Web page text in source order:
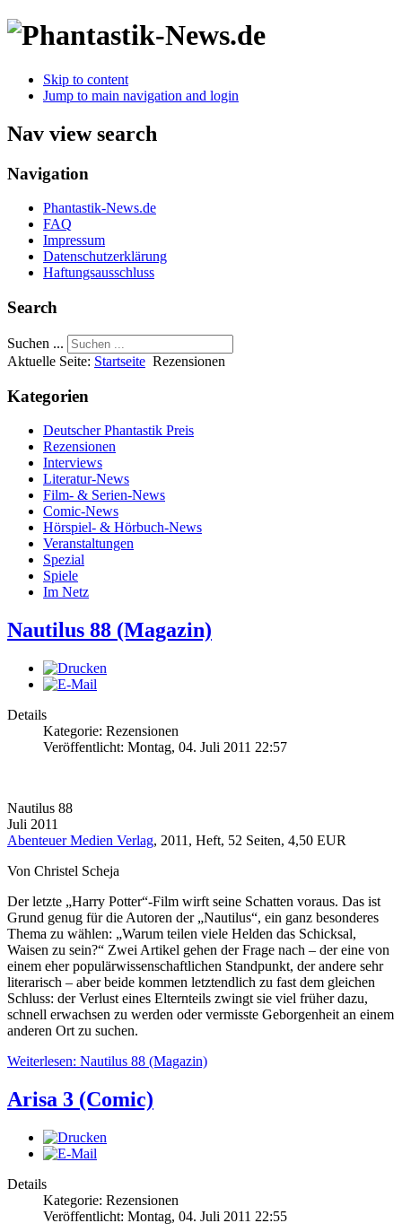
Skip to content
Jump to main navigation and login
Nav view search
Navigation
Phantastik-News.de
FAQ
Impressum
Datenschutzerklärung
Haftungsausschluss
Search
Suchen ...
Aktuelle Seite: Startseite Rezensionen
Kategorien
Deutscher Phantastik Preis
Rezensionen
Interviews
Literatur-News
Film- & Serien-News
Comic-News
Hörspiel- & Hörbuch-News
Veranstaltungen
Spezial
Spiele
Im Netz
Nautilus 88 (Magazin)
Details
Kategorie: Rezensionen
Veröffentlicht: Montag, 04. Juli 2011 22:57
Nautilus 88
Juli 2011
Abenteuer Medien Verlag, 2011, Heft, 52 Seiten, 4,50 EUR
Von Christel Scheja
Der letzte „Harry Potter“-Film wirft seine Schatten voraus. Das ist
Grund genug für die Autoren der „Nautilus“, ein ganz besonderes
Thema zu wählen: „Warum teilen viele Helden das Schicksal,
Waisen zu sein?“ Zwei Artikel gehen der Frage nach – der eine von
einem eher populärwissenschaftlichen Standpunkt, der andere sehr
literarisch – aber beide kommen letztendlich zu fast dem gleichen
Schluss: der Verlust eines Elternteils zwingt sie viel früher dazu,
schnell erwachsen zu werden oder vermisste Geborgenheit an einem
anderen Ort zu suchen.
Weiterlesen: Nautilus 88 (Magazin)
Arisa 3 (Comic)
Details
Kategorie: Rezensionen
Veröffentlicht: Montag, 04. Juli 2011 22:55